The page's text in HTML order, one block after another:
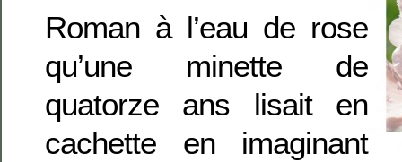
Roman à l’eau de rose
qu’une minette de
quatorze ans lisait en
cachette en imaginant